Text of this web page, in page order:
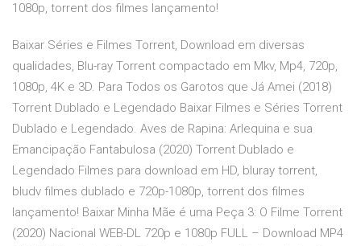
1080p, torrent dos filmes lançamento!
Baixar Séries e Filmes Torrent, Download em diversas
qualidades, Blu-ray Torrent compactado em Mkv, Mp4, 720p,
1080p, 4K e 3D. Para Todos os Garotos que Já Amei (2018)
Torrent Dublado e Legendado Baixar Filmes e Séries Torrent
Dublado e Legendado. Aves de Rapina: Arlequina e sua
Emancipação Fantabulosa (2020) Torrent Dublado e
Legendado Filmes para download em HD, bluray torrent,
bludv filmes dublado e 720p-1080p, torrent dos filmes
lançamento! Baixar Minha Mãe é uma Peça 3: O Filme Torrent
(2020) Nacional WEB-DL 720p e 1080p FULL – Download MP4